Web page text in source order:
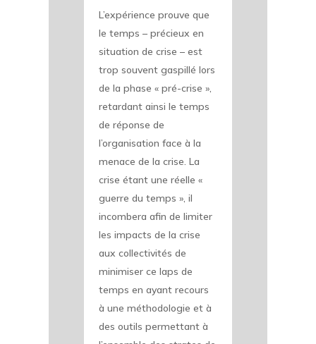
L’expérience prouve que
le temps – précieux en
situation de crise – est
trop souvent gaspillé lors
de la phase « pré-crise »,
retardant ainsi le temps
de réponse de
l’organisation face à la
menace de la crise. La
crise étant une réelle «
guerre du temps », il
incombera afin de limiter
les impacts de la crise
aux collectivités de
minimiser ce laps de
temps en ayant recours
à une méthodologie et à
des outils permettant à